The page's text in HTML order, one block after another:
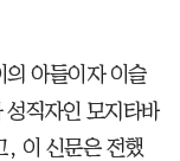
의 아들이자 이슬
성직자인 모지타바
, 이 신문은 전했